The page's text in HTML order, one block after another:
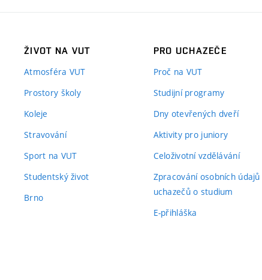
ŽIVOT NA VUT
Atmosféra VUT
Prostory školy
Koleje
Stravování
Sport na VUT
Studentský život
Brno
PRO UCHAZEČE
Proč na VUT
Studijní programy
Dny otevřených dveří
Aktivity pro juniory
Celoživotní vzdělávání
Zpracování osobních údajů
uchazečů o studium
E-přihláška